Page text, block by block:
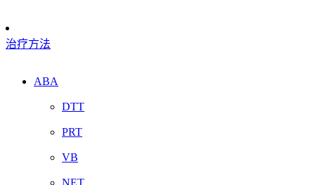
治疗方法
ABA
DTT
PRT
VB
NET